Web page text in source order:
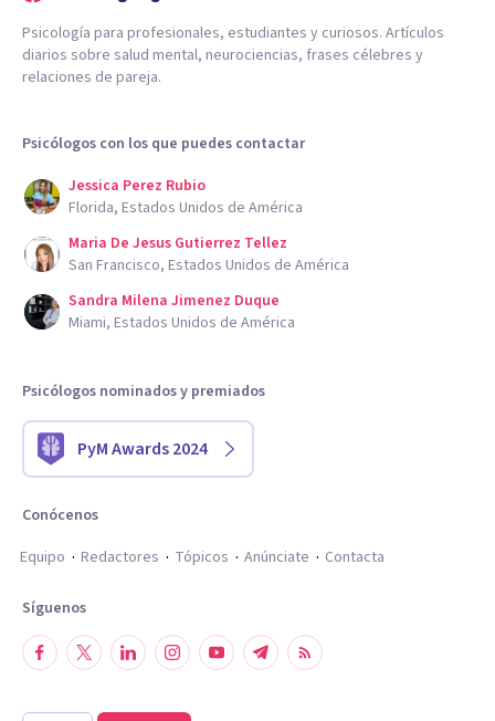
Psicología para profesionales, estudiantes y curiosos. Artículos
diarios sobre salud mental, neurociencias, frases célebres y
relaciones de pareja.
Psicólogos con los que puedes contactar
Jessica Perez Rubio
Florida, Estados Unidos de América
Maria De Jesus Gutierrez Tellez
San Francisco, Estados Unidos de América
Sandra Milena Jimenez Duque
Miami, Estados Unidos de América
Psicólogos nominados y premiados
PyM Awards 2024
Conócenos
Equipo
Redactores Tópicos Anúnciate Contacta
Síguenos